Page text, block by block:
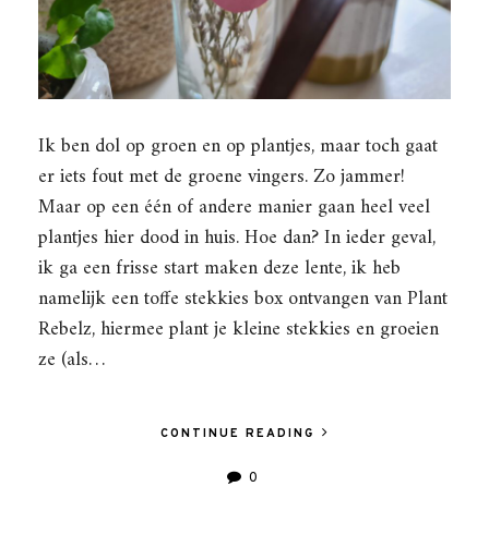
Ik ben dol op groen en op plantjes, maar toch gaat
er iets fout met de groene vingers. Zo jammer!
Maar op een één of andere manier gaan heel veel
plantjes hier dood in huis. Hoe dan? In ieder geval,
ik ga een frisse start maken deze lente, ik heb
namelijk een toffe stekkies box ontvangen van Plant
Rebelz, hiermee plant je kleine stekkies en groeien
ze (als…
CONTINUE READING
0